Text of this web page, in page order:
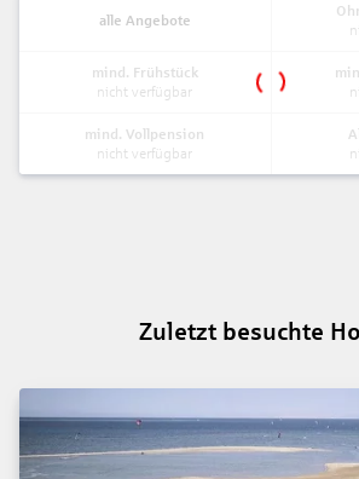
alle Angebote
mind. Frühstück
nicht verfügbar
mind. Vollpension
nicht verfügbar
Zuletzt besuchte